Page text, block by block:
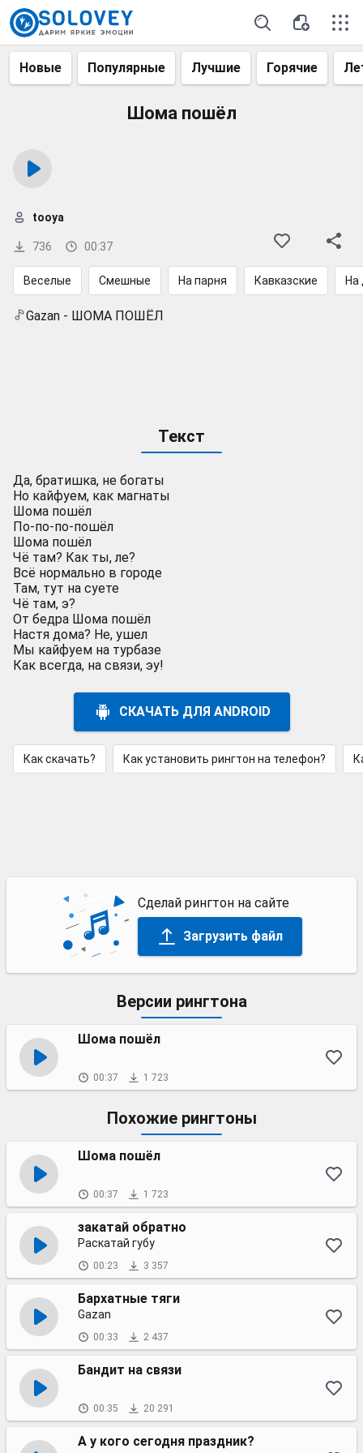
Новые Популярные Лучшие Горячие
Шома пошёл
736 00:37
tooya
Веселые Смешные На парня Кавказские На
Gazan - ШОМА ПОШЁЛ
Текст
Да, братишка, не богаты
Но кайфуем, как магнаты
Шома пошёл
По-по-по-пошёл
Шома пошёл
Чё там? Как ты, ле?
Всё нормально в городе
Там, тут на суете
Чё там, э?
От бедра Шома пошёл
Настя дома? Не, ушел
Мы кайфуем на турбазе
Как всегда, на связи, эу!
СКАЧАТЬ ДЛЯ ANDROID
Как скачать? Как установить рингтон на телефон?
Сделай рингтон на сайте
Загрузить файл
Версии рингтона
Шома пошёл
00:37 1 723
Похожие рингтоны
Шома пошёл
00:37 1 723
закатай обратно
Раскатай губу
00:23 3 357
Бархатные тяги
Gazan
00:33 2 437
Бандит на связи
00:35 20 291
А у кого сегодня праздник?